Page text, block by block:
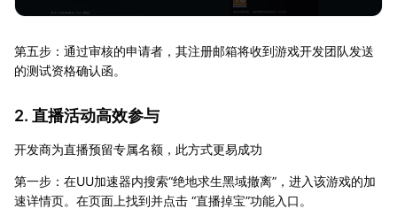
第五步：通过审核的申请者，其注册邮箱将收到游戏开发团队发送
的测试资格确认函。
2. 直播活动高效参与
开发商为直播预留专属名额，此方式更易成功
第一步：在UU加速器内搜索“绝地求生黑域撤离”，进入该游戏的加
速详情页。在页面上找到并点击 “直播掉宝”功能入口。